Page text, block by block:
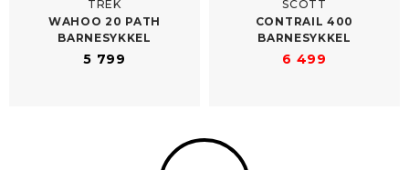
TREK
WAHOO 20 PATH
BARNESYKKEL
5 799
SCOTT
CONTRAIL 400
BARNESYKKEL
6 499